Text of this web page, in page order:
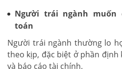
Người trái ngành muốn
toán
Người trái ngành thường lo
theo kịp, đặc biệt ở phần định
và báo cáo tài chính.